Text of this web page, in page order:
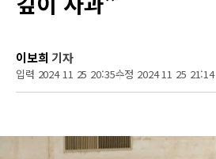
이보희 기자
입력 2024 11 25 20:35수정 2024 11 25 21:14